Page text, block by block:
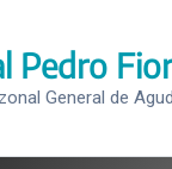
Pedro
General de